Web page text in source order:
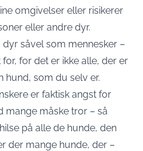
omgivelser eller risikerer
eller andre dyr.
såvel som mennesker –
for det er ikke alle, der er
hund, som du selv er.
er faktisk angst for
mange måske tror – så
på alle de hunde, den
der mange hunde, der –